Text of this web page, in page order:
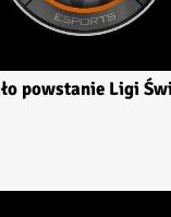
powstanie Ligi